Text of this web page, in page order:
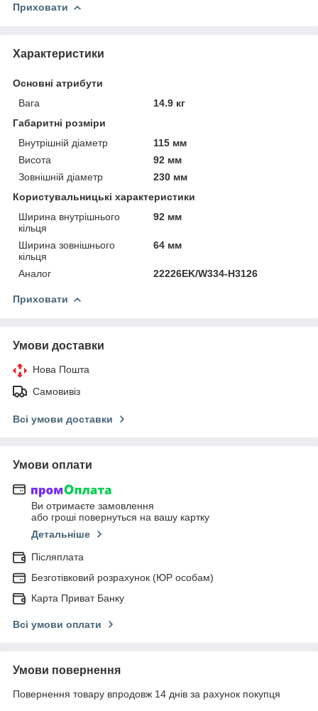
Приховати
Характеристики
Основні атрибути
Вага
14.9 кг
Габаритні розміри
Внутрішній діаметр
115 мм
Висота
92 мм
Зовнішній діаметр
230 мм
Користувальницькі характеристики
Ширина внутрішнього
кільця
92 мм
Ширина зовнішнього
кільця
64 мм
Аналог 22226EK/W334-H3126
Приховати
Умови доставки
Нова Пошта
Самовивіз
Всі умови доставки
Умови оплати
Ви отримаєте замовлення
або гроші повернуться на вашу картку
Детальніше
Післяплата
Безготівковий розрахунок (ЮР особам)
Карта Приват Банку
Всі умови оплати
Умови повернення
Повернення товару впродовж 14 днів за рахунок покупця